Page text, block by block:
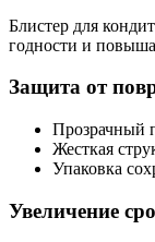
Блистер для
годности и
Защита от
Прозрачный
Жесткая
Упаковка
Увеличение